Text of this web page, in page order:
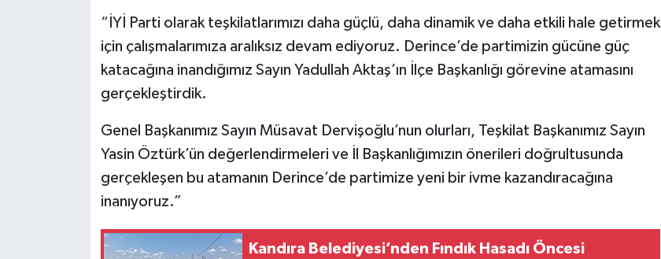
“İYİ Parti olarak teşkilatlarımızı daha güçlü, daha dinamik ve daha etkili hale getirmek
için çalışmalarımıza aralıksız devam ediyoruz. Derince’de partimizin gücüne güç
katacağına inandığımız Sayın Yadullah Aktaş’ın İlçe Başkanlığı görevine atamasını
gerçekleştirdik.
Genel Başkanımız Sayın Müsavat Dervişoğlu’nun olurları, Teşkilat Başkanımız Sayın
Yasin Öztürk’ün değerlendirmeleri ve İl Başkanlığımızın önerileri doğrultusunda
gerçekleşen bu atamanın Derince’de partimize yeni bir ivme kazandıracağına
inanıyoruz.”
Kandıra Belediyesi’nden Fındık Hasadı Öncesi